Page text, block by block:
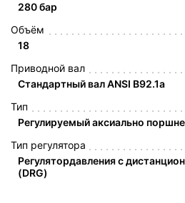
280 бар
Объём
18
Приводной вал
Стандартный вал ANSI B92.1a
Тип
Регулируемый аксиально
Тип регулятора
Регулятордавления с
(DRG)